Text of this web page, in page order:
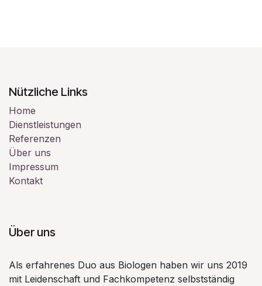
Nützliche Links
Home
Dienstleistungen
Referenzen
Über uns
Impressum
Kontakt
Über uns
Als erfahrenes Duo aus Biologen haben wir uns 2019
mit Leidenschaft und Fachkompetenz selbstständig